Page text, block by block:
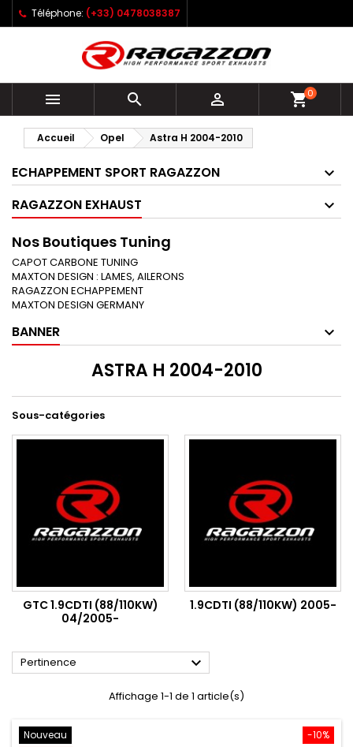
Téléphone: (+33) 0478038387
   shopping_cart0
Accueil Opel Astra H 2004-2010
ECHAPPEMENT SPORT RAGAZZON
RAGAZZON EXHAUST
Nos Boutiques Tuning
CAPOT CARBONE TUNING
MAXTON DESIGN : LAMES, AILERONS
RAGAZZON ECHAPPEMENT
MAXTON DESIGN GERMANY
BANNER
ASTRA H 2004-2010
Sous-catégories
GTC 1.9CDTI (88/110KW)
04/2005-
1.9CDTI (88/110KW) 2005-
Pertinence 
Affichage 1-1 de 1 article(s)
-10%
Nouveau